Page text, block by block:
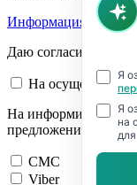
Информация о
Даю согласие:
На
На информирование
предложениях и
СМС
Viber